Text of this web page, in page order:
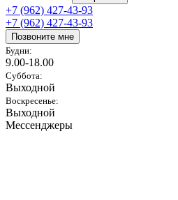
+7 (962) 427-43-93
+7 (962) 427-43-93
Позвоните мне
Будни:
9.00-18.00
Суббота:
Выходной
Воскресенье:
Выходной
Мессенджеры